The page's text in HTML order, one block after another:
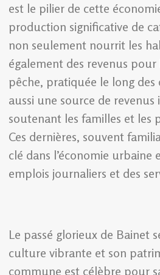
est le pilier de cette
production significative de
non seulement nourrit les
également des revenus
pêche, pratiquée le long des
aussi une source de
soutenant les familles et les
Ces dernières, souvent
clé dans l’économie urbaine
emplois journaliers et des
Le passé glorieux de Bainet
culture vibrante et son
commune est célèbre pour